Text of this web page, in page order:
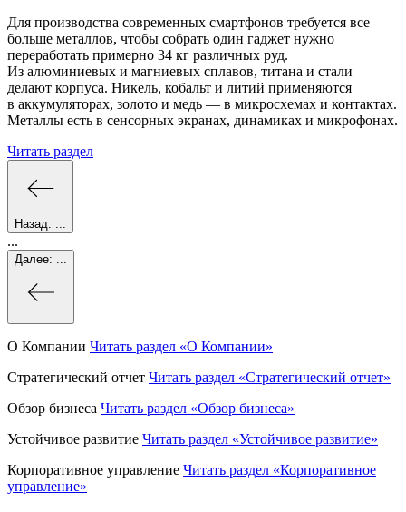
Для производства современных смартфонов требуется все
больше металлов, чтобы собрать один гаджет нужно
переработать примерно 34 кг различных руд.
Из алюминиевых и магниевых сплавов, титана и стали
делают корпуса. Никель, кобальт и литий применяются
в аккумуляторах, золото и медь — в микросхемах и контактах.
Металлы есть в сенсорных экранах, динамиках и микрофонах.
Читать раздел
Назад:
...
Далее:
О Компании Читать раздел «О Компании»
Стратегический отчет Читать раздел «Стратегический отчет»
Обзор бизнеса Читать раздел «Обзор бизнеса»
Устойчивое развитие Читать раздел «Устойчивое развитие»
Корпоративное управление Читать раздел «Корпоративное
управление»